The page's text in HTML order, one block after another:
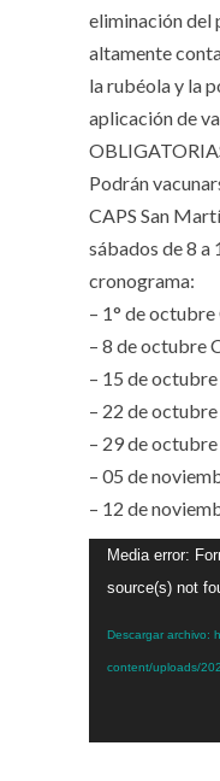
eliminación del
altamente
la rubéola y la
aplicación de
Podrán
CAPS San
sábados de 8 a
cronograma:
– 1° de
– 8 de octubre
– 15 de
– 22 de
– 29 de octubre
– 05 de
– 12 de
Reproductor
de
Media error:
source(s) not
Descargar archivo:
content/uploads/